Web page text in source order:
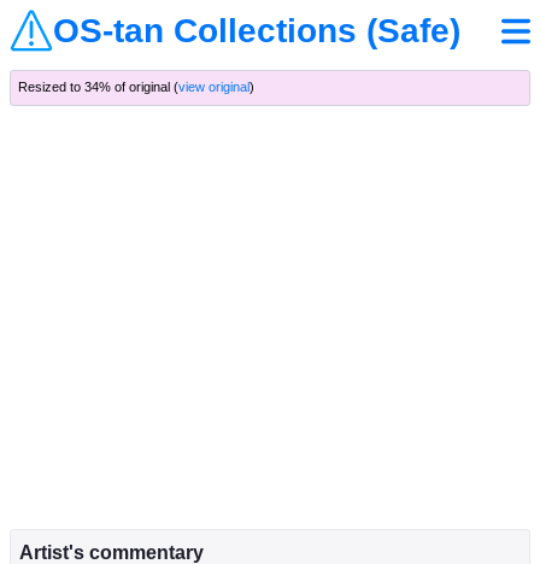
OS-tan Collections (Safe)
Resized to 34% of original (view original)
Artist's commentary